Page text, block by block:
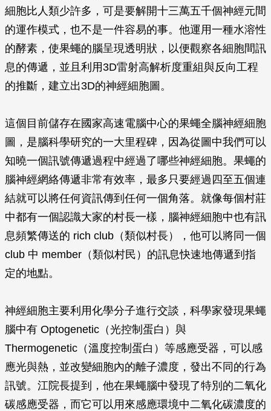
細胞比人類少許多，可是要解開十三萬五千個神經元間
的運作模式，也不是一件容易的事。他運用一種水溶性
的酵素，使果蠅的腦呈現透明狀，以便觀察各細胞間訊
息的傳遞，並且利用3D雷射高解析度重組與反向工程
的推斷，建立出3D的神經細胞圖。
這個目前儲存在國家高速電腦中心的果蠅全腦神經細胞
圖，是腦科學研究的一大里程碑，因為從圖中我們可以
知曉一個訊號傳遞過程中經過了哪些神經細胞。果蠅的
腦神經網絡傳遞非常有效率，最多只要經過四至五個連
結就可以將任何資訊傳到任何一個角落。就像每個村莊
中都有一個認識大家的村長一樣，腦神經細胞中也有訊
息頻繁傳送的 rich club（類似村長），他可以將同一個
club 中 member（類似村民）的訊息快速地傳遞到指
定的地點。
神經細胞主要利用化學分子進行交談，科學家發現果蠅
腦中有 Optogenetic（光控制蛋白）與
Thermogenetic（溫度控制蛋白）等感應受器，可以感
應光與熱，並改變細胞內的離子濃度，發出不同的行為
訊號。江院長提到，他在果蠅腦中發現了特別的二氧化
碳感應受器，而它可以用來感應環境中二氧化碳濃度的